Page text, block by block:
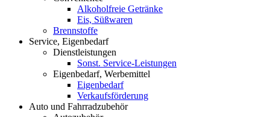
Alkoholfreie Getränke
Eis, Süßwaren
Brennstoffe
Service, Eigenbedarf
Dienstleistungen
Sonst. Service-Leistungen
Eigenbedarf, Werbemittel
Eigenbedarf
Verkaufsförderung
Auto und Fahrradzubehör